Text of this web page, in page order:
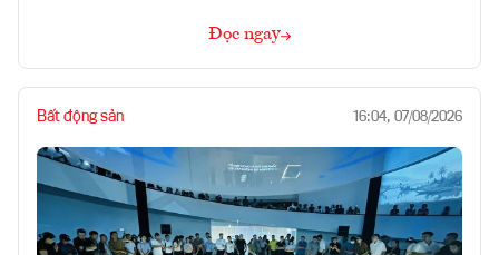
Đọc ngay
Bất động sản 16:04, 07/08/2026